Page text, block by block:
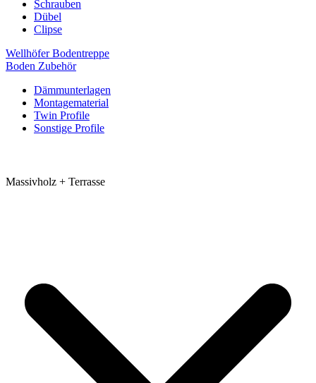
Schrauben
Dübel
Clipse
Wellhöfer Bodentreppe
Boden Zubehör
Dämmunterlagen
Montagematerial
Twin Profile
Sonstige Profile
Massivholz + Terrasse